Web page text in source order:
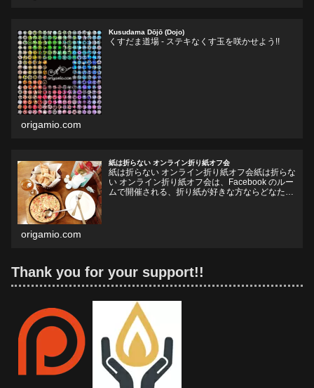
Kusudama Dōjō (Dojo)
くすだま道場 - ステキなくす玉を咲かせよう!!
origamio.com
紙は折らない オンライン折り紙オフ会
紙は折らない オンライン折り紙オフ会紙は折らな
い オンライン折り紙オフ会は、Facebook のルー
ムで開催される、折り紙が好きな方ならどなたで
origamio.com
Thank you for your support!!